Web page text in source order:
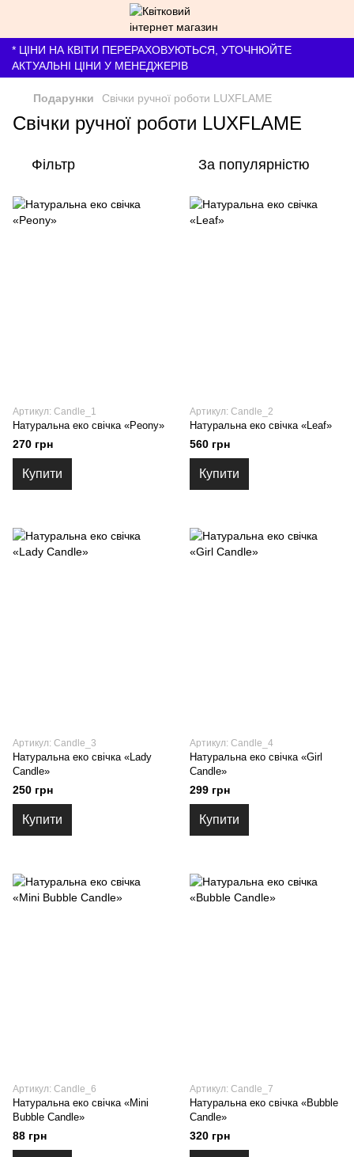
* ЦІНИ НА КВІТИ ПЕРЕРАХОВУЮТЬСЯ, УТОЧНЮЙТЕ
АКТУАЛЬНІ ЦІНИ У МЕНЕДЖЕРІВ
Подарунки Свічки ручної роботи LUXFLAME
Свічки ручної роботи LUXFLAME
Фільтр За популярністю
Артикул: Candle_1
Натуральна еко свічка «Peony»
270 грн
Купити
Артикул: Candle_2
Натуральна еко свічка «Leaf»
560 грн
Купити
Артикул: Candle_3
Натуральна еко свічка «Lady
Candle»
250 грн
Купити
Артикул: Candle_4
Натуральна еко свічка «Girl
Candle»
299 грн
Купити
Артикул: Candle_6
Натуральна еко свічка «Mini
Bubble Candle»
88 грн
Артикул: Candle_7
Натуральна еко свічка «Bubble
Candle»
320 грн